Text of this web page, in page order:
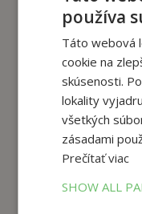
34
používa
Táto webová
cookie na
skúsenosti.
lokality
všetkých
zásadami
Prečítať viac
SHOW ALL